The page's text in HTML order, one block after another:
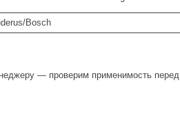
Bosch
— проверим применимость перед